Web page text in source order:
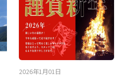
2026年1月01日